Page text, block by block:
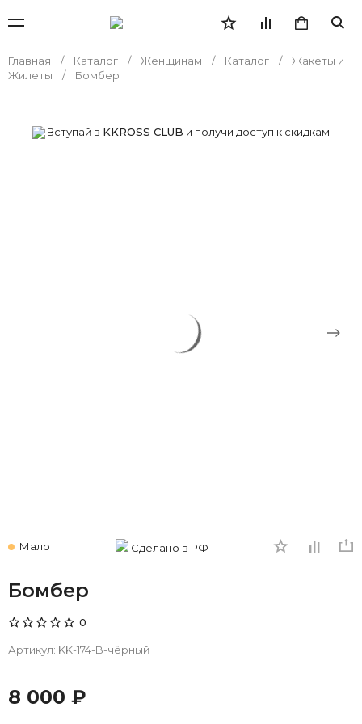
Главная Каталог Женщинам Каталог
Жакеты и
Жилеты
Бомбер
Вступай в KKROSS CLUB и получи доступ к скидкам
Мало Сделано в РФ
Бомбер
0
Артикул: KK-174-B-чёрный
8 000 ₽